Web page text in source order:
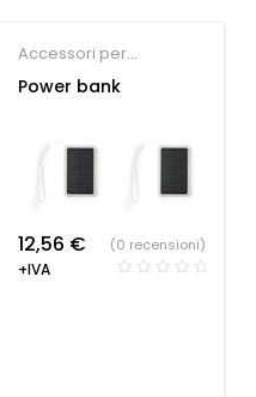
Accessori per
Smartphone,
ecologica
Power bank
12,56 €
+IVA
(0 recensioni)